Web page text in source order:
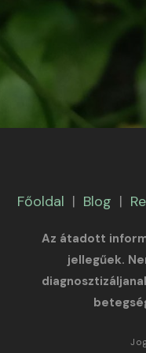
Főoldal | Blog |
Az átadott
jellegűek.